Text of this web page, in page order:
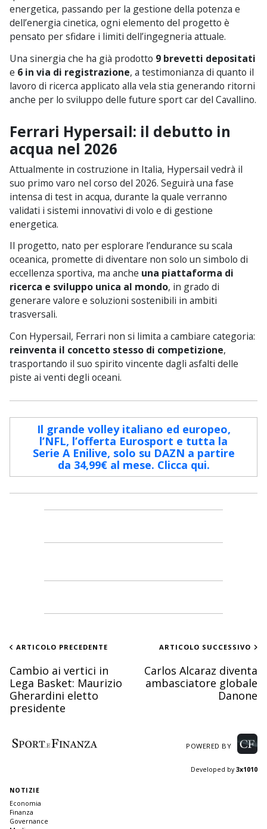
energetica, passando per la gestione della potenza e
dell’energia cinetica, ogni elemento del progetto è
pensato per sfidare i limiti dell’ingegneria attuale.
Una sinergia che ha già prodotto 9 brevetti depositati
e 6 in via di registrazione, a testimonianza di quanto il
lavoro di ricerca applicato alla vela stia generando ritorni
anche per lo sviluppo delle future sport car del Cavallino.
Ferrari Hypersail: il debutto in
acqua nel 2026
Attualmente in costruzione in Italia, Hypersail vedrà il
suo primo varo nel corso del 2026. Seguirà una fase
intensa di test in acqua, durante la quale verranno
validati i sistemi innovativi di volo e di gestione
energetica.
Il progetto, nato per esplorare l’endurance su scala
oceanica, promette di diventare non solo un simbolo di
eccellenza sportiva, ma anche una piattaforma di
ricerca e sviluppo unica al mondo, in grado di
generare valore e soluzioni sostenibili in ambiti
trasversali.
Con Hypersail, Ferrari non si limita a cambiare categoria:
reinventa il concetto stesso di competizione,
trasportando il suo spirito vincente dagli asfalti delle
piste ai venti degli oceani.
Il grande volley italiano ed europeo,
l’NFL, l’offerta Eurosport e tutta la
Serie A Enilive, solo su DAZN a partire
da 34,99€ al mese. Clicca qui.
ARTICOLO PRECEDENTE
Cambio ai vertici in
Lega Basket: Maurizio
Gherardini eletto
presidente
ARTICOLO SUCCESSIVO
Carlos Alcaraz diventa
ambasciatore globale
Danone
POWERED BY
Developed by3x1010
NOTIZIE
Economia
Finanza
Governance